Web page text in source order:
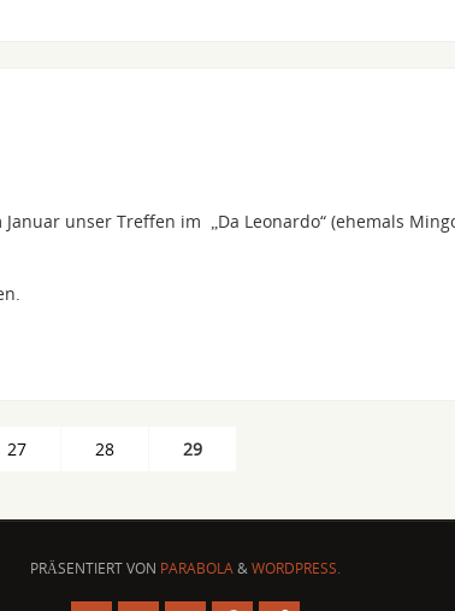
unser Treffen im „Da Leonardo“ (ehemals
27 28 29
PRÄSENTIERT VON PARABOLA&WORDPRESS.